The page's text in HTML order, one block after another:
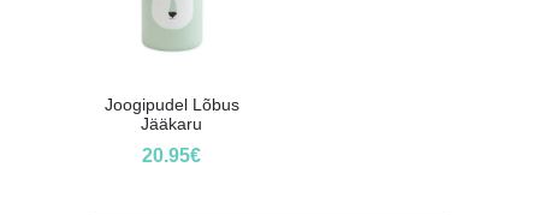
Joogipudel Lõbus
Jääkaru
20.95€